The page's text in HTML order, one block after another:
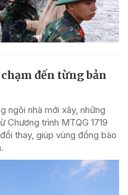
đến từng bản
ngôi nhà mới xây, những
Chương trình MTQG 1719
thay, giúp vùng đồng bào